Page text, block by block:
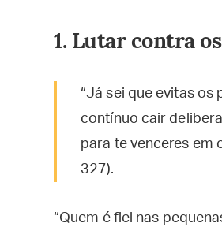
1. Lutar contra
“Já sei que evitas
contínuo cair
para te venceres em
327).
“Quem é fiel nas